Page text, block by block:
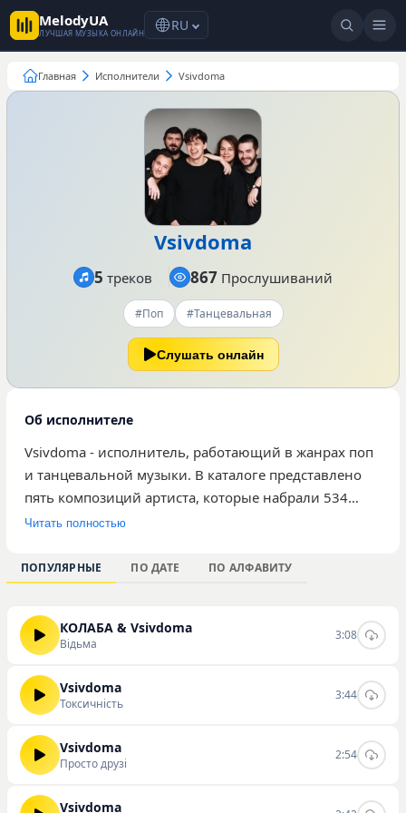
MelodyUA
ЛУЧШАЯ МУЗЫКА ОНЛАЙН RU
Главная Исполнители Vsivdoma
Vsivdoma
#Поп #Танцевальная
5 треков 867 Прослушиваний
Слушать онлайн
Об исполнителе
Vsivdoma - исполнитель, работающий в жанрах поп
и танцевальной музыки. В каталоге представлено
пять композиций артиста, которые набрали 534
прослушивания на нашем ресурсе. Среди наиболее
«Просто друзі» и «Гори», демонстрирующие
характерное для исполнителя динамичное
аудиторию ценителей легкой танцевальной
музыки. Композиции сочетают современные ритмы
и доступные тексты, что делает их подходящими для
форматов радио и тематических плейлистов.
представленные треки и скачать их в высоком
качестве можно непосредственно на нашем сайте.
Читать полностью
ПОПУЛЯРНЫЕ ПО ДАТЕ ПО АЛФАВИТУ
КОЛАБА & Vsivdoma
Відьма
3:08
Vsivdoma
Токсичність
3:44
Vsivdoma
Просто друзі
2:54
Vsivdoma